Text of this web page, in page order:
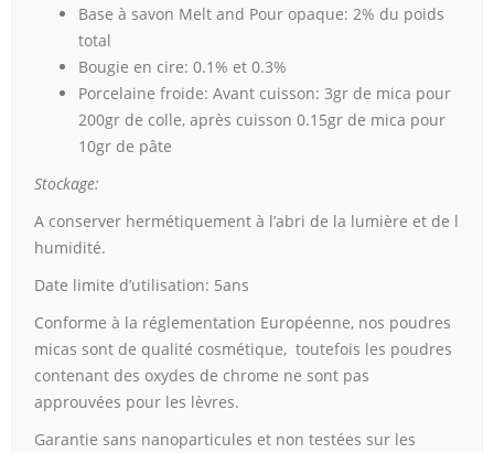
Base à savon Melt and Pour opaque: 2% du poids
total
Bougie en cire: 0.1% et 0.3%
Porcelaine froide: Avant cuisson: 3gr de mica pour
200gr de colle, après cuisson 0.15gr de mica pour
10gr de pâte
Stockage:
A conserver hermétiquement à l’abri de la lumière et de l
humidité.
Date limite d’utilisation: 5ans
Conforme à la réglementation Européenne, nos poudres
micas sont de qualité cosmétique, toutefois les poudres
contenant des oxydes de chrome ne sont pas
approuvées pour les lèvres.
Garantie sans nanoparticules et non testées sur les